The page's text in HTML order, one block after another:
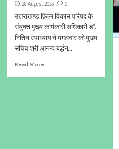
28 August 2025
0
उत्तराखण्ड फ़िल्म विकास परिषद के
संयुक्त मुख्य कार्यकारी अधिकारी डॉ.
नितिन उपाध्याय ने मंगलवार को मुख्य
सचिव श्री आनन्द बर्द्धन...
Read More